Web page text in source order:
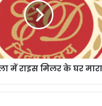
में राइस मिलर के घर मारा